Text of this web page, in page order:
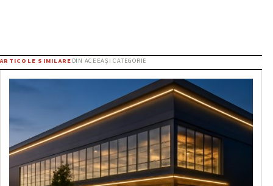
ARTICOLE SIMILARE DIN ACEEAȘI CATEGORIE